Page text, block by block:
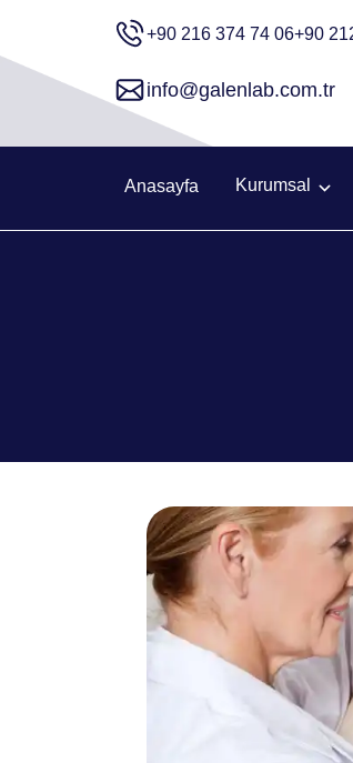
+90 216 374 74 06+90
info@galenlab.com.tr
Anasayfa Kurumsal